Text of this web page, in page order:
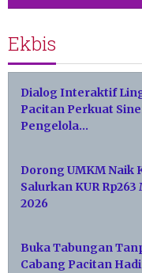
Ekbis
Dialog Interaktif
Pacitan Perkuat
Pengelola…
Dorong UMKM Naik
Salurkan KUR
2026
Buka Tabungan
Cabang Pacitan